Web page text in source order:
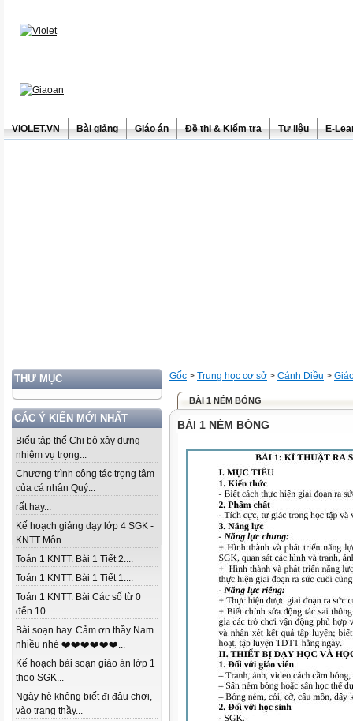
ViOLET.VN Bài giảng Giáo án Đề thi & Kiểm tra Tư liệu E-
THƯ MỤC
CÁC Ý KIẾN MỚI NHẤT
Biểu tập thể Chi bộ xây dựng
nhiệm vụ trọng...
Chương trình công tác trọng tâm
của cá nhân Quý...
rất hay...
Kế hoạch giảng dạy lớp 4 SGK -
KNTT Môn...
Toán 1 KNTT. Bài 1 Tiết 2....
Toán 1 KNTT. Bài 1 Tiết 1....
Toán 1 KNTT. Bài Các số từ 0
đến 10...
Bài soạn hay. Cảm ơn thầy Nam
nhiều nhé ❤️❤️❤️❤️❤️❤️...
Kế hoạch bài soạn giáo án lớp 1
theo SGK...
Ngày hè không biết đi đâu chơi,
vào trang thầy...
Gốc > Trung học cơ sở > Cánh Diều >
BÀI 1 NÉM BÓNG
BÀI 1 NÉM BÓNG